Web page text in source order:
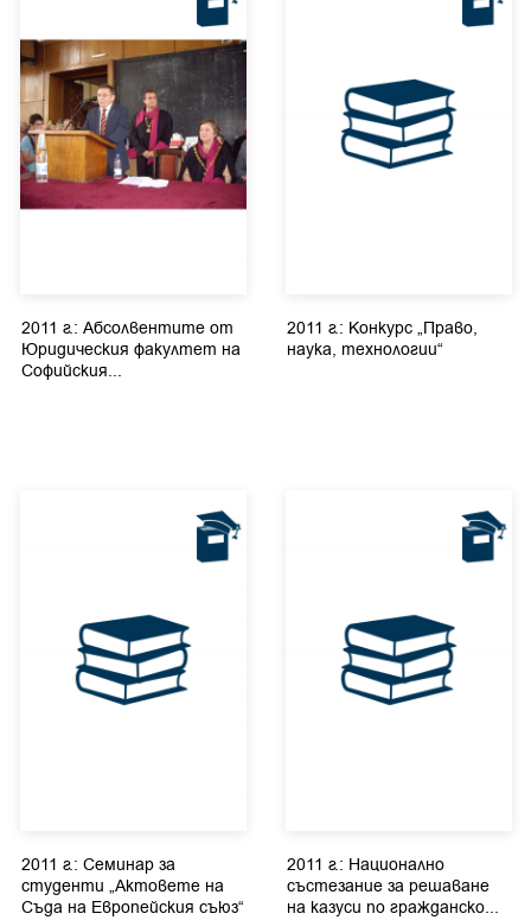
2011 г.: Абсолвентите от
Юридическия факултет на
Софийския...
2011 г.: Конкурс „Право,
наука, технологии“
2011 г.: Семинар за
студенти „Актовете на
Съда на Европейския съюз“
2011 г.: Национално
състезание за решаване
на казуси по гражданско...